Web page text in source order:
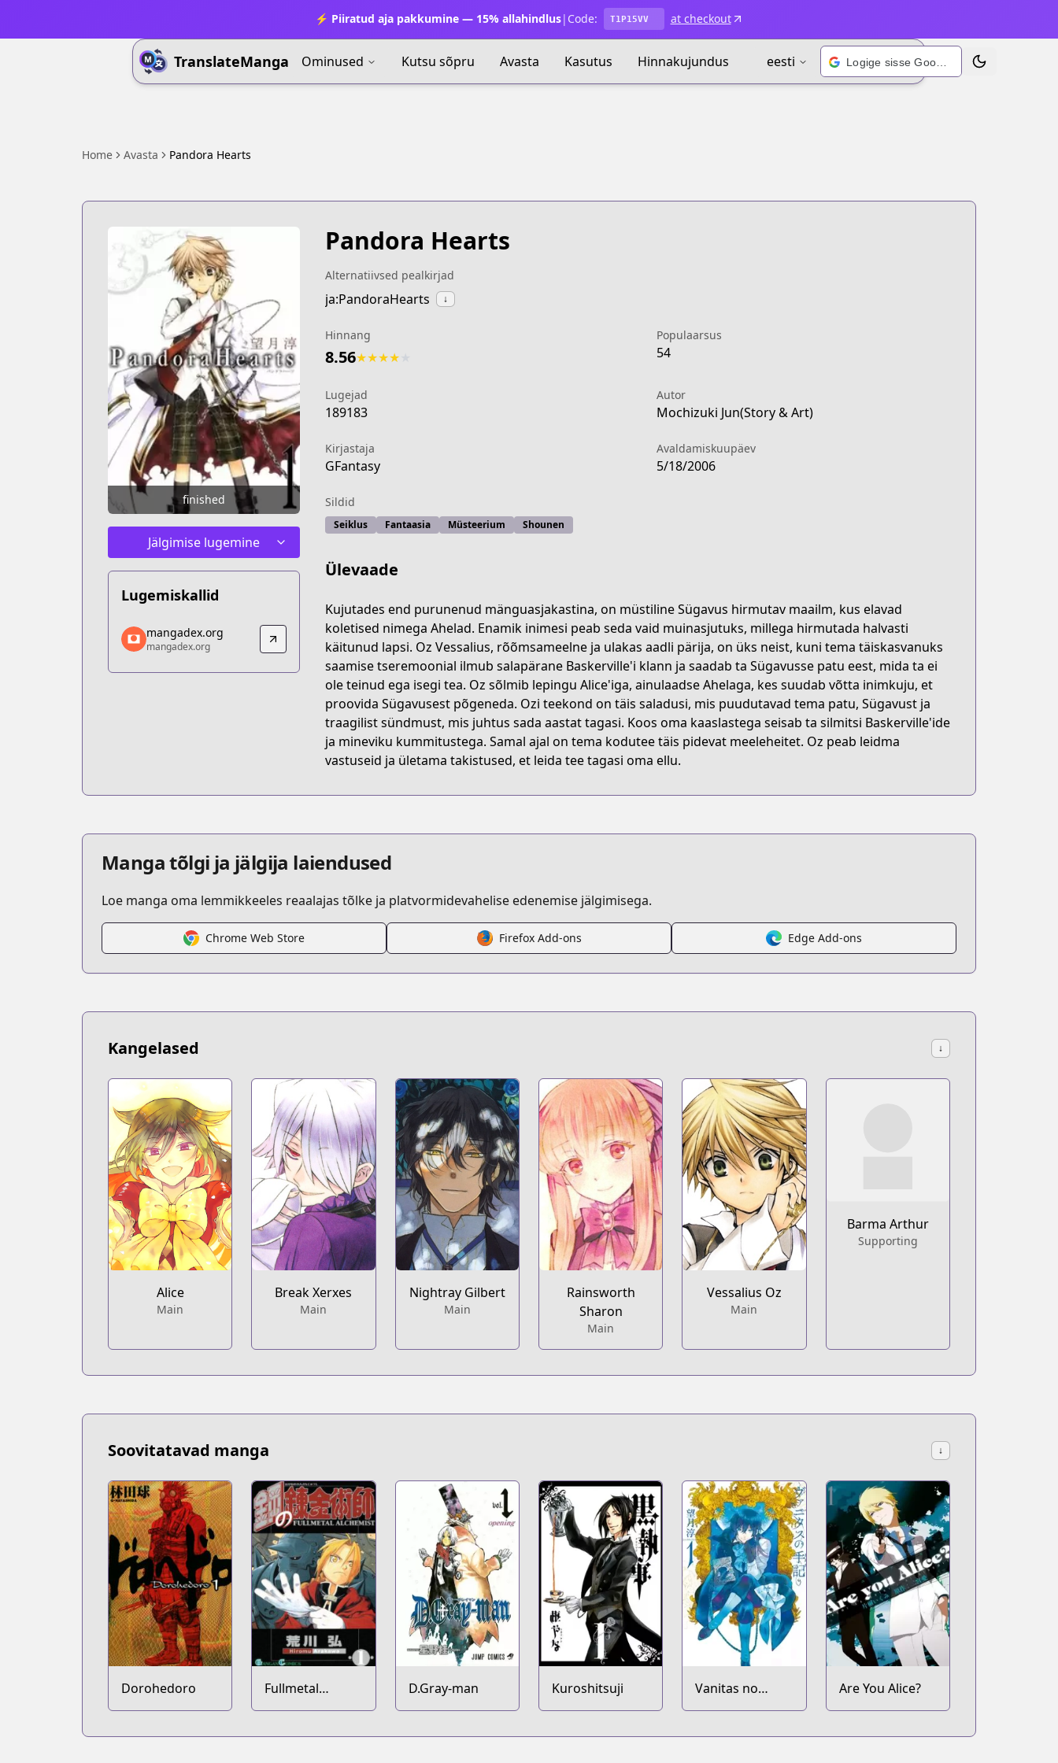
⚡ Piiratud aja pakkumine — 15% allahindlus| Code: T1P15VV at checkout
TranslateManga Ominused Kutsu sõpru Avasta Kasutus Hinnakujundus eesti Vaheta teema
Home Avasta Pandora Hearts
finished
Jälgimise lugemine
Lugemiskallid
mangadex.org
mangadex.org
https://mangadex.org/title/c00cc3d9-f7c7-46da-95d5-8f5ae1e6fe57
mangadex.org
mangadex.org
Pandora Hearts
Alternatiivsed pealkirjad
ja:PandoraHearts ↓
Hinnang
8.56★★★★
Populaarsus
54
Lugejad
189183
Autor
Mochizuki Jun(Story & Art)
Kirjastaja
GFantasy
Avaldamiskuupäev
5/18/2006
Sildid
Seiklus Fantaasia Müsteerium Shounen
Ülevaade
Kujutades end purunenud mänguasjakastina, on müstiline Sügavus hirmutav maailm, kus elavad
koletised nimega Ahelad. Enamik inimesi peab seda vaid muinasjutuks, millega hirmutada halvasti
käitunud lapsi. Oz Vessalius, rõõmsameelne ja ulakas aadli pärija, on üks neist, kuni tema täiskasvanuks
saamise tseremoonial ilmub salapärane Baskerville'i klann ja saadab ta Sügavusse patu eest, mida ta ei
ole teinud ega isegi tea. Oz sõlmib lepingu Alice'iga, ainulaadse Ahelaga, kes suudab võtta inimkuju, et
proovida Sügavusest põgeneda. Ozi teekond on täis saladusi, mis puudutavad tema patu, Sügavust ja
traagilist sündmust, mis juhtus sada aastat tagasi. Koos oma kaaslastega seisab ta silmitsi Baskerville'ide
ja mineviku kummitustega. Samal ajal on tema kodutee täis pidevat meeleheitet. Oz peab leidma
vastuseid ja ületama takistused, et leida tee tagasi oma ellu.
Manga tõlgi ja jälgija laiendused
Loe manga oma lemmikkeeles reaalajas tõlke ja platvormidevahelise edenemise jälgimisega.
Chrome Web Store Firefox Add-ons Edge Add-ons
Kangelased ↓
Alice
Main
Break Xerxes
Main
Nightray Gilbert
Main
Rainsworth
Sharon
Main
Vessalius Oz
Main
Barma Arthur
Supporting
Soovitatavad manga ↓
Dorohedoro
Fullmetal
Alchemist
D.Gray-man Kuroshitsuji
Vanitas no
Karte
Are You Alice?